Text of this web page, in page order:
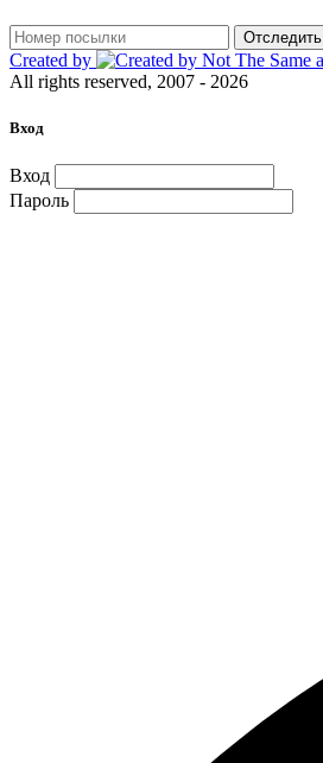
Отследить
Created by
All rights reserved, 2007 - 2026
Вход
Вход
Пароль